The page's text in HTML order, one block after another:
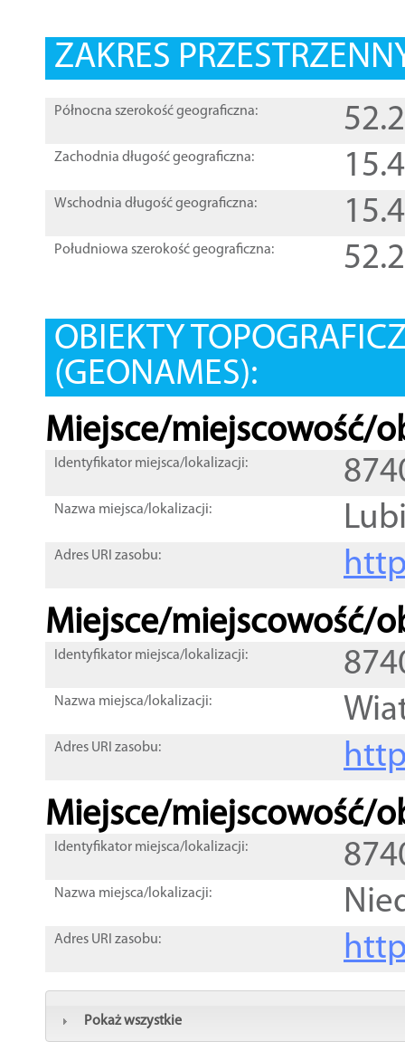
ZAKRES
Północna szerokość geograficzna:
Zachodnia długość geograficzna:
Wschodnia długość geograficzna:
Południowa szerokość geograficzna:
OBIEKTY
(GEONAMES):
Miejsce/miejscowość/
Identyfikator miejsca/lokalizacji:
Nazwa miejsca/lokalizacji:
Adres URI zasobu:
Miejsce/miejscowość/
Identyfikator miejsca/lokalizacji:
Nazwa miejsca/lokalizacji:
Adres URI zasobu:
Miejsce/miejscowość/
Identyfikator miejsca/lokalizacji:
Nazwa miejsca/lokalizacji:
Adres URI zasobu:
Pokaż wszystkie